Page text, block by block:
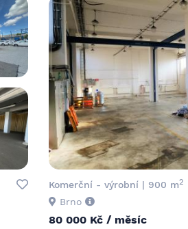
Komerční - výrobní | 900 m2
Brno
80 000 Kč / měsíc